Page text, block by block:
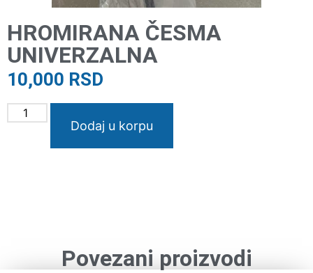
HROMIRANA ČESMA
UNIVERZALNA
10,000 RSD
Dodaj u korpu
Povezani proizvodi